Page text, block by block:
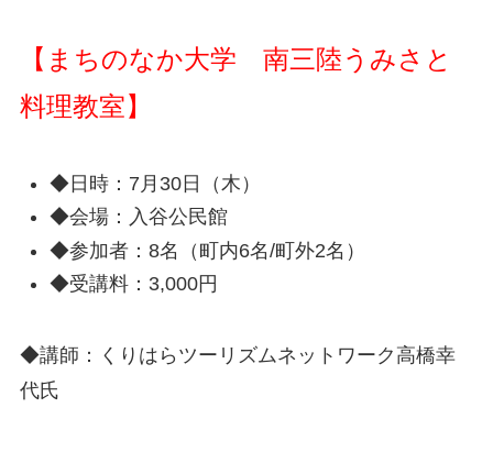
【まちのなか大学 南三陸うみさと
料理教室】
◆日時：7月30日（木）
◆会場：入谷公民館
◆参加者：8名（町内6名/町外2名）
◆受講料：3,000円
◆講師：くりはらツーリズムネットワーク高橋幸
代氏